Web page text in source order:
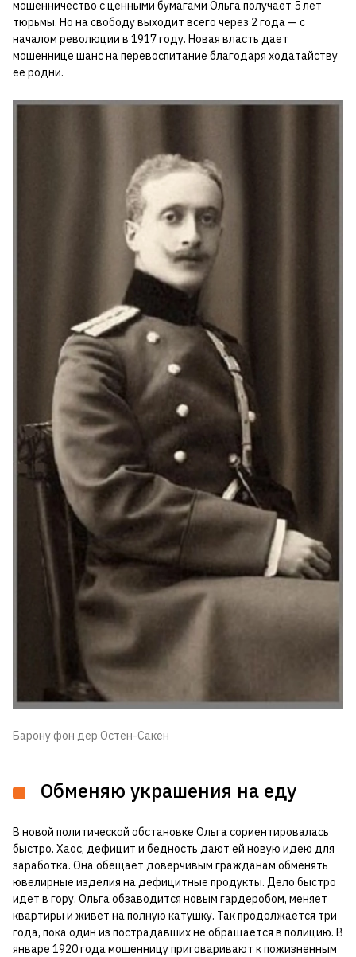
мошенничество с ценными бумагами Ольга получает 5 лет
тюрьмы. Но на свободу выходит всего через 2 года — с
началом революции в 1917 году. Новая власть дает
мошеннице шанс на перевоспитание благодаря ходатайству
ее родни.
Барону фон дер Остен-Сакен
Обменяю украшения на еду
В новой политической обстановке Ольга сориентировалась
быстро. Хаос, дефицит и бедность дают ей новую идею для
заработка. Она обещает доверчивым гражданам обменять
ювелирные изделия на дефицитные продукты. Дело быстро
идет в гору. Ольга обзаводится новым гардеробом, меняет
квартиры и живет на полную катушку. Так продолжается три
года, пока один из пострадавших не обращается в полицию. В
январе 1920 года мошенницу приговаривают к пожизненным